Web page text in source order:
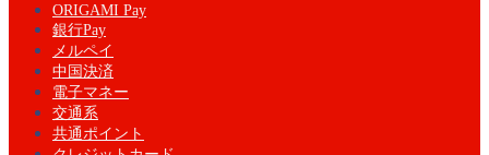
ORIGAMI Pay
銀行Pay
メルペイ
中国決済
電子マネー
交通系
共通ポイント